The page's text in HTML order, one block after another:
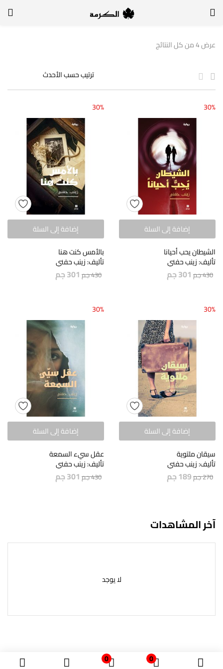
لتسجيل الدخول, أدخل اسم المستخدم وكلمة السر
تذكر بياناتي
0
0
عرض ⁦4⁩ من كل النتائج
30%
إضافة إلى السلة
الشيطان يحب أحيانا
تأليف: زينب حفني
430جم 301جم
30%
إضافة إلى السلة
بالأمس كنت هنا
تأليف: زينب حفني
430جم 301جم
30%
إضافة إلى السلة
سيقان ملتوية
تأليف: زينب حفني
270جم189جم
30%
إضافة إلى السلة
عقل سيء السمعة
تأليف: زينب حفني
430جم 301جم
آخر المشاهدات
لا يوجد